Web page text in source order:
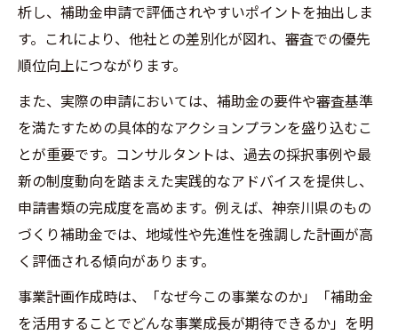
析し、補助金申請で評価されやすいポイントを抽出しま
す。これにより、他社との差別化が図れ、審査での優先
順位向上につながります。
また、実際の申請においては、補助金の要件や審査基準
を満たすための具体的なアクションプランを盛り込むこ
とが重要です。コンサルタントは、過去の採択事例や最
新の制度動向を踏まえた実践的なアドバイスを提供し、
申請書類の完成度を高めます。例えば、神奈川県のもの
づくり補助金では、地域性や先進性を強調した計画が高
く評価される傾向があります。
事業計画作成時は、「なぜ今この事業なのか」「補助金
を活用することでどんな事業成長が期待できるか」を明